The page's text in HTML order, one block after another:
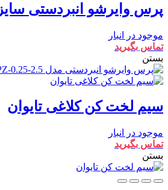
پرس وایرشو انبردستی سایز 0.25 تا 2.5
موجود در انبار
تماس بگیرید
بستن
سیم لخت کن کلاغی تایوان
موجود در انبار
تماس بگیرید
بستن